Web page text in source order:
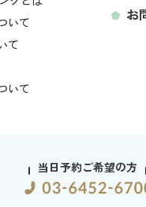
いて
て
いて
お
当日予約ご希望の方
・多動症（ADHD）
クトラム症（ASD）
割引